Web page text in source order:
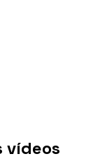
vídeos